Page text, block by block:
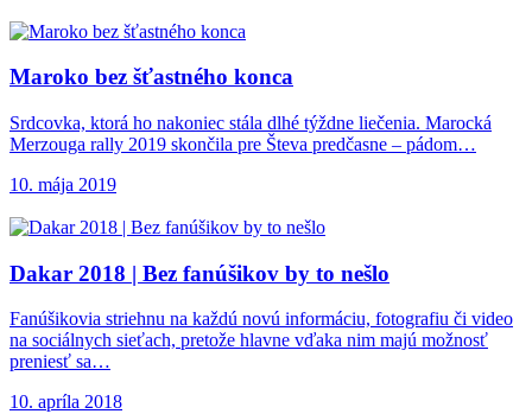
Maroko bez šťastného konca
Srdcovka, ktorá ho nakoniec stála dlhé týždne liečenia. Marocká
Merzouga rally 2019 skončila pre Števa predčasne – pádom…
10. mája 2019
Dakar 2018 | Bez fanúšikov by to nešlo
Fanúšikovia striehnu na každú novú informáciu, fotografiu či video
na sociálnych sieťach, pretože hlavne vďaka nim majú možnosť
preniesť sa…
10. apríla 2018